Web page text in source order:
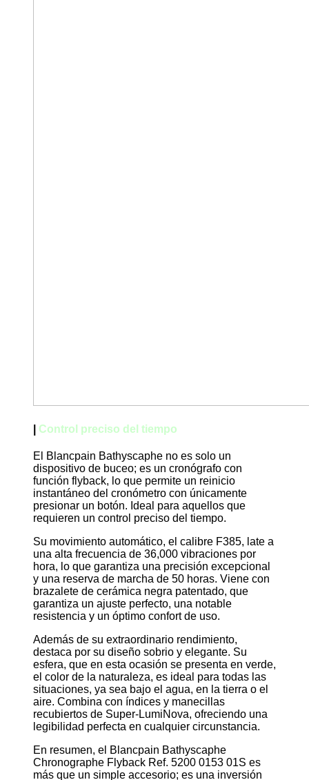
Control preciso del tiempo
El Blancpain Bathyscaphe no es solo un
dispositivo de buceo; es un cronógrafo con
función flyback, lo que permite un reinicio
instantáneo del cronómetro con únicamente
presionar un botón. Ideal para aquellos que
requieren un control preciso del tiempo.
Su movimiento automático, el calibre F385, late a
una alta frecuencia de 36,000 vibraciones por
hora, lo que garantiza una precisión excepcional
y una reserva de marcha de 50 horas. Viene con
brazalete de cerámica negra patentado, que
garantiza un ajuste perfecto, una notable
resistencia y un óptimo confort de uso.
Además de su extraordinario rendimiento,
destaca por su diseño sobrio y elegante. Su
esfera, que en esta ocasión se presenta en verde,
el color de la naturaleza, es ideal para todas las
situaciones, ya sea bajo el agua, en la tierra o el
aire. Combina con índices y manecillas
recubiertos de Super-LumiNova, ofreciendo una
legibilidad perfecta en cualquier circunstancia.
En resumen, el Blancpain Bathyscaphe
Chronographe Flyback Ref. 5200 0153 01S es
más que un simple accesorio; es una inversión